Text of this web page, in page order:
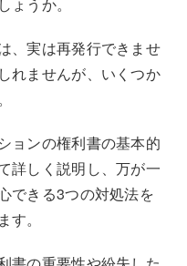
ょうか。
、実は再発行できませ
れませんが、いくつか
ョンの権利書の基本的
詳しく説明し、万が一
できる3つの対処法を
。